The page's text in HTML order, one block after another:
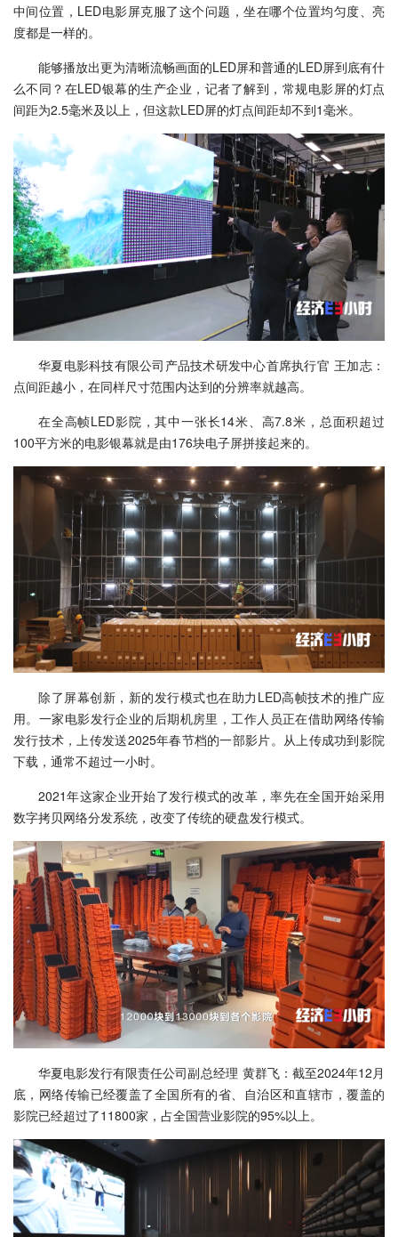
中间位置，LED电影屏克服了这个问题，坐在哪个位置均匀度、亮
度都是一样的。
能够播放出更为清晰流畅画面的LED屏和普通的LED屏到底有什
么不同？在LED银幕的生产企业，记者了解到，常规电影屏的灯点
间距为2.5毫米及以上，但这款LED屏的灯点间距却不到1毫米。
华夏电影科技有限公司产品技术研发中心首席执行官 王加志：
点间距越小，在同样尺寸范围内达到的分辨率就越高。
在全高帧LED影院，其中一张长14米、高7.8米，总面积超过
100平方米的电影银幕就是由176块电子屏拼接起来的。
除了屏幕创新，新的发行模式也在助力LED高帧技术的推广应
用。一家电影发行企业的后期机房里，工作人员正在借助网络传输
发行技术，上传发送2025年春节档的一部影片。从上传成功到影院
下载，通常不超过一小时。
2021年这家企业开始了发行模式的改革，率先在全国开始采用
数字拷贝网络分发系统，改变了传统的硬盘发行模式。
华夏电影发行有限责任公司副总经理 黄群飞：截至2024年12月
底，网络传输已经覆盖了全国所有的省、自治区和直辖市，覆盖的
影院已经超过了11800家，占全国营业影院的95%以上。